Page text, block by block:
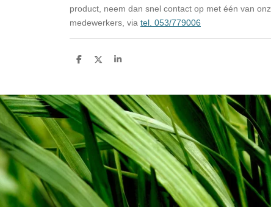
product, neem dan snel contact op met één van
medewerkers, via tel. 053/779006
D
n
D
S
e